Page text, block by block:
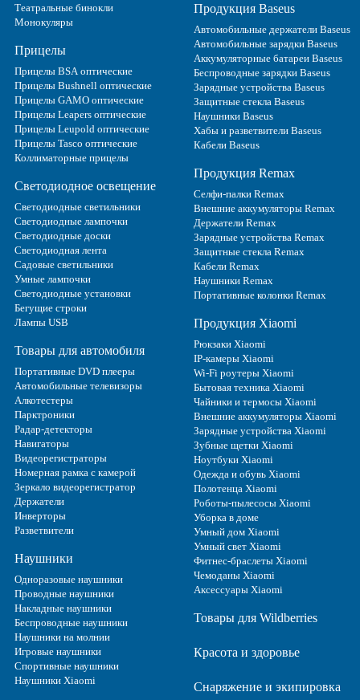
Театральные бинокли
Монокуляры
Прицелы
Прицелы BSA оптические
Прицелы Bushnell оптические
Прицелы GAMO оптические
Прицелы Leapers оптические
Прицелы Leupold оптические
Прицелы Tasco оптические
Коллиматорные прицелы
Светодиодное освещение
Светодиодные светильники
Светодиодные лампочки
Светодиодные доски
Светодиодная лента
Садовые светильники
Умные лампочки
Светодиодные установки
Бегущие строки
Лампы USB
Товары для автомобиля
Портативные DVD плееры
Автомобильные телевизоры
Алкотестеры
Парктроники
Радар-детекторы
Навигаторы
Видеорегистраторы
Номерная рамка с камерой
Зеркало видеорегистратор
Держатели
Инверторы
Разветвители
Наушники
Одноразовые наушники
Проводные наушники
Накладные наушники
Беспроводные наушники
Наушники на молнии
Игровые наушники
Спортивные наушники
Наушники Xiaomi
Продукция Baseus
Автомобильные держатели Baseus
Автомобильные зарядки Baseus
Аккумуляторные батареи Baseus
Беспроводные зарядки Baseus
Зарядные устройства Baseus
Защитные стекла Baseus
Наушники Baseus
Хабы и разветвители Baseus
Кабели Baseus
Продукция Remax
Селфи-палки Remax
Внешние аккумуляторы Remax
Держатели Remax
Зарядные устройства Remax
Защитные стекла Remax
Кабели Remax
Наушники Remax
Портативные колонки Remax
Продукция Xiaomi
Рюкзаки Xiaomi
IP-камеры Xiaomi
Wi-Fi роутеры Xiaomi
Бытовая техника Xiaomi
Чайники и термосы Xiaomi
Внешние аккумуляторы Xiaomi
Зарядные устройства Xiaomi
Зубные щетки Xiaomi
Ноутбуки Xiaomi
Одежда и обувь Xiaomi
Полотенца Xiaomi
Роботы-пылесосы Xiaomi
Уборка в доме
Умный дом Xiaomi
Умный свет Xiaomi
Фитнес-браслеты Xiaomi
Чемоданы Xiaomi
Аксессуары Xiaomi
Товары для Wildberries
Красота и здоровье
Снаряжение и экипировка